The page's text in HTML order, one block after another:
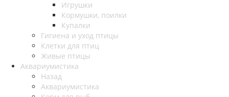
Игрушки
Кормушки, поилки
Купалки
Гигиена и уход птицы
Клетки для птиц
Живые птицы
Аквариумистика
Назад
Аквариумистика